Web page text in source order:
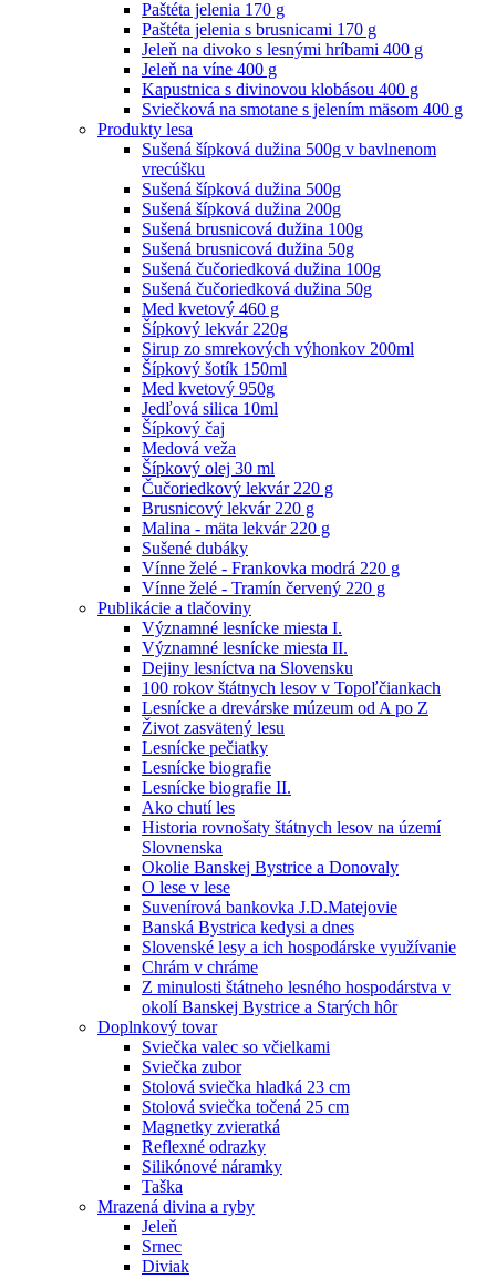
Paštéta jelenia 170 g
Paštéta jelenia s brusnicami 170 g
Jeleň na divoko s lesnými hríbami 400 g
Jeleň na víne 400 g
Kapustnica s divinovou klobásou 400 g
Sviečková na smotane s jelením mäsom 400 g
Produkty lesa
Sušená šípková dužina 500g v bavlnenom
vrecúšku
Sušená šípková dužina 500g
Sušená šípková dužina 200g
Sušená brusnicová dužina 100g
Sušená brusnicová dužina 50g
Sušená čučoriedková dužina 100g
Sušená čučoriedková dužina 50g
Med kvetový 460 g
Šípkový lekvár 220g
Sirup zo smrekových výhonkov 200ml
Šípkový šotík 150ml
Med kvetový 950g
Jedľová silica 10ml
Šípkový čaj
Medová veža
Šípkový olej 30 ml
Čučoriedkový lekvár 220 g
Brusnicový lekvár 220 g
Malina - mäta lekvár 220 g
Sušené dubáky
Vínne želé - Frankovka modrá 220 g
Vínne želé - Tramín červený 220 g
Publikácie a tlačoviny
Významné lesnícke miesta I.
Významné lesnícke miesta II.
Dejiny lesníctva na Slovensku
100 rokov štátnych lesov v Topoľčiankach
Lesnícke a drevárske múzeum od A po Z
Život zasvätený lesu
Lesnícke pečiatky
Lesnícke biografie
Lesnícke biografie II.
Ako chutí les
Historia rovnošaty štátnych lesov na území
Slovnenska
Okolie Banskej Bystrice a Donovaly
O lese v lese
Suvenírová bankovka J.D.Matejovie
Banská Bystrica kedysi a dnes
Slovenské lesy a ich hospodárske využívanie
Chrám v chráme
Z minulosti štátneho lesného hospodárstva v
okolí Banskej Bystrice a Starých hôr
Doplnkový tovar
Sviečka valec so včielkami
Sviečka zubor
Stolová sviečka hladká 23 cm
Stolová sviečka točená 25 cm
Magnetky zvieratká
Reflexné odrazky
Silikónové náramky
Taška
Mrazená divina a ryby
Jeleň
Srnec
Diviak